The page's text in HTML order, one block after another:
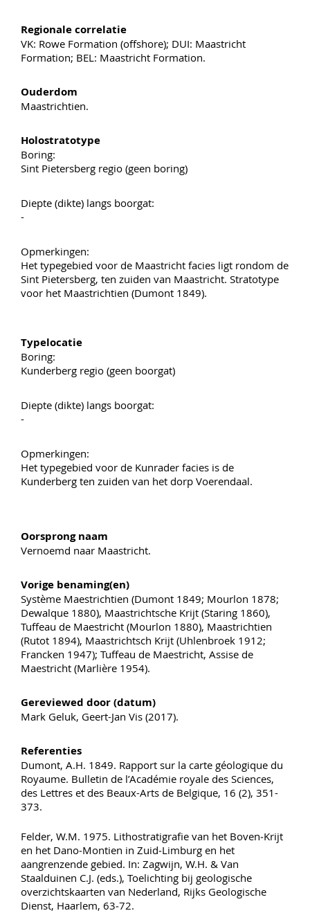
Regionale correlatie
VK: Rowe Formation (offshore); DUI: Maastricht
Formation; BEL: Maastricht Formation.
Ouderdom
Maastrichtien.
Holostratotype
Boring:
Sint Pietersberg regio (geen boring)
Diepte (dikte) langs boorgat:
-
Opmerkingen:
Het typegebied voor de Maastricht facies ligt rondom de
Sint Pietersberg, ten zuiden van Maastricht. Stratotype
voor het Maastrichtien (Dumont 1849).
Typelocatie
Boring:
Kunderberg regio (geen boorgat)
Diepte (dikte) langs boorgat:
-
Opmerkingen:
Het typegebied voor de Kunrader facies is de
Kunderberg ten zuiden van het dorp Voerendaal.
Oorsprong naam
Vernoemd naar Maastricht.
Vorige benaming(en)
Système Maestrichtien (Dumont 1849; Mourlon 1878;
Dewalque 1880), Maastrichtsche Krijt (Staring 1860),
Tuffeau de Maestricht (Mourlon 1880), Maastrichtien
(Rutot 1894), Maastrichtsch Krijt (Uhlenbroek 1912;
Francken 1947); Tuffeau de Maestricht, Assise de
Maestricht (Marlière 1954).
Gereviewed door (datum)
Mark Geluk, Geert-Jan Vis (2017).
Referenties
Dumont, A.H. 1849. Rapport sur la carte géologique du
Royaume. Bulletin de l’Académie royale des Sciences,
des Lettres et des Beaux-Arts de Belgique, 16 (2), 351-
373.
Felder, W.M. 1975. Lithostratigrafie van het Boven‑Krijt
en het Dano‑Montien in Zuid‑Limburg en het
aangrenzende gebied. In: Zagwijn, W.H. & Van
Staalduinen C.J. (eds.), Toelichting bij geologische
overzichtskaarten van Nederland, Rijks Geologische
Dienst, Haarlem, 63‑72.